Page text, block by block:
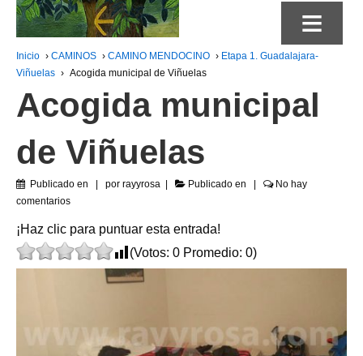
≡
Inicio › CAMINOS › CAMINO MENDOCINO › Etapa 1. Guadalajara-
Viñuelas › Acogida municipal de Viñuelas
Acogida municipal
de Viñuelas
Publicado en por rayyrosa Publicado en
No hay
comentarios
¡Haz clic para puntuar esta entrada!
(Votos: 0 Promedio: 0)